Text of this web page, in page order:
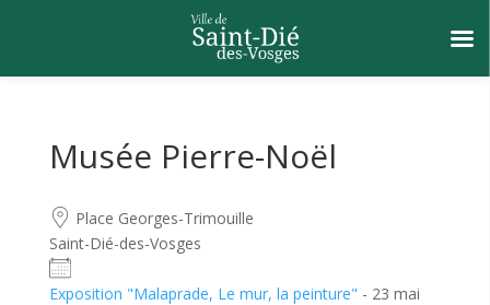
Musée Pierre-Noël
Place Georges-Trimouille
Saint-Dié-des-Vosges
Exposition "Malaprade, Le mur, la peinture" - 23 mai